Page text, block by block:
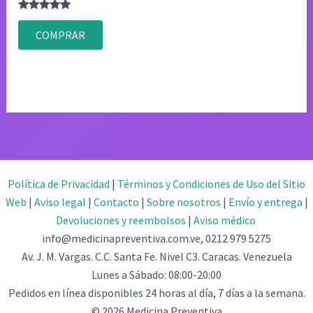
Valorado
4.75
de 5
COMPRAR
Política de Privacidad | Términos y Condiciones de Uso del Sitio
Web | Aviso legal | Contacto | Sobre nosotros | Envío y entrega |
Devoluciones y reembolsos | Aviso médico
info@medicinapreventiva.com.ve, 0212 979 5275
Av. J. M. Vargas. C.C. Santa Fe. Nivel C3. Caracas. Venezuela
Lunes a Sábado: 08:00-20:00
Pedidos en línea disponibles 24 horas al día, 7 días a la semana.